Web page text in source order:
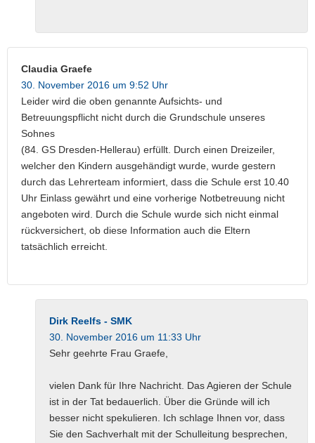
Claudia Graefe
30. November 2016 um 9:52 Uhr
Leider wird die oben genannte Aufsichts- und
Betreuungspflicht nicht durch die Grundschule unseres
Sohnes
(84. GS Dresden-Hellerau) erfüllt. Durch einen Dreizeiler,
welcher den Kindern ausgehändigt wurde, wurde gestern
durch das Lehrerteam informiert, dass die Schule erst 10.40
Uhr Einlass gewährt und eine vorherige Notbetreuung nicht
angeboten wird. Durch die Schule wurde sich nicht einmal
rückversichert, ob diese Information auch die Eltern
tatsächlich erreicht.
Dirk Reelfs - SMK
30. November 2016 um 11:33 Uhr
Sehr geehrte Frau Graefe,
vielen Dank für Ihre Nachricht. Das Agieren der Schule
ist in der Tat bedauerlich. Über die Gründe will ich
besser nicht spekulieren. Ich schlage Ihnen vor, dass
Sie den Sachverhalt mit der Schulleitung besprechen,